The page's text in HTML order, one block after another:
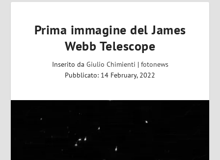
Prima immagine del James
Webb Telescope
Inserito da Giulio Chimienti | fotonews
Pubblicato: 14 February, 2022